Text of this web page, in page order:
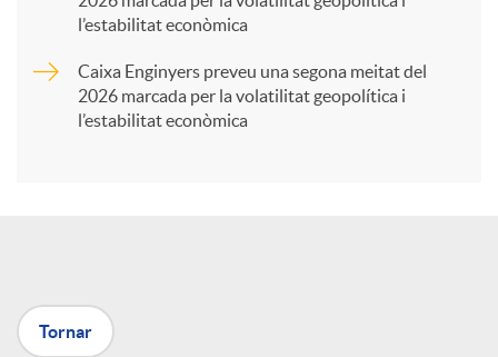
X
l’estabilitat econòmica
Caixa Enginyers preveu una segona meitat del
2026 marcada per la volatilitat geopolítica i
l’estabilitat econòmica
Tornar